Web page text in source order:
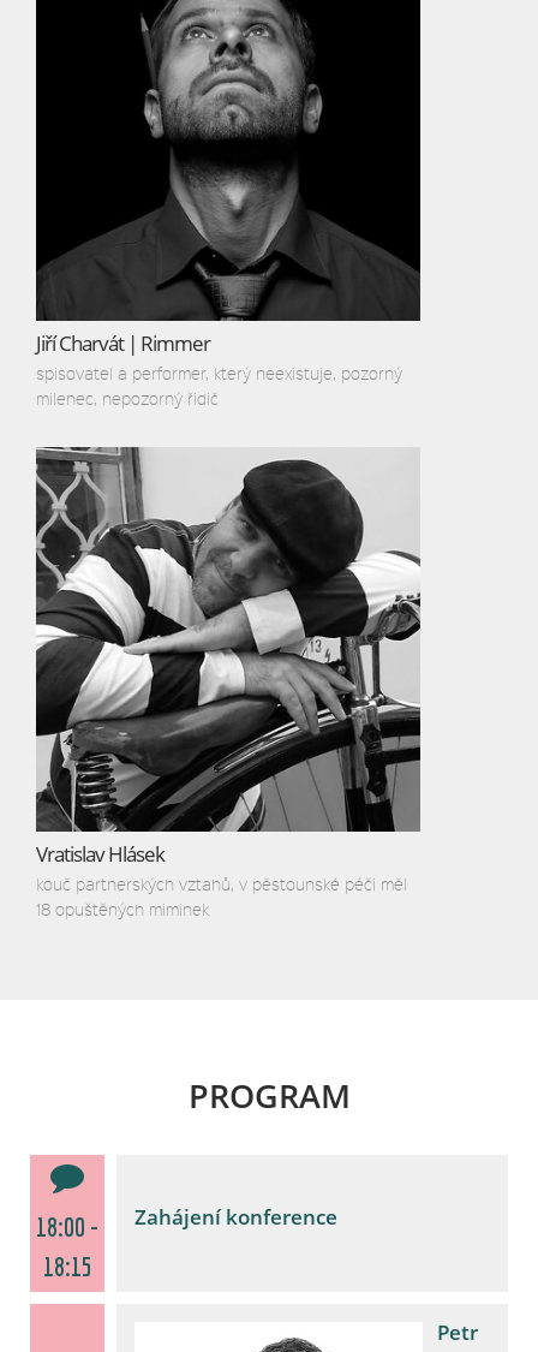
Jiří Charvát | Rimmer
spisovatel a performer, který neexistuje, pozorný
milenec, nepozorný řidič
Vratislav Hlásek
kouč partnerských vztahů, v pěstounské péči měl
18 opuštěných miminek
PROGRAM
18:00 -
18:15
Zahájení konference
Petr